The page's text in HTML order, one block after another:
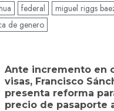
federal miguel riggs
de genero
Ante incremento en
visas, Francisco
presenta reforma
precio de pasaporte